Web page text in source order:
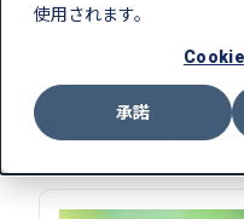
使用されます。
承諾
受付中のセミ